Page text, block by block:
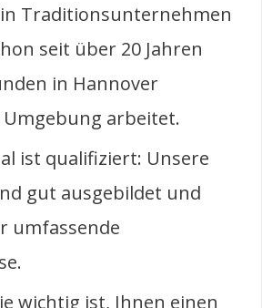
Traditionsunternehmen
seit über 20 Jahren
in Hannover
arbeitet.
ist qualifiziert: Unsere
gut ausgebildet und
umfassende
wichtig ist, Ihnen einen